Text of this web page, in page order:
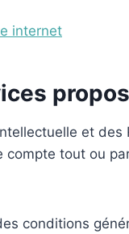
internet
et des
compte tout ou
conditions